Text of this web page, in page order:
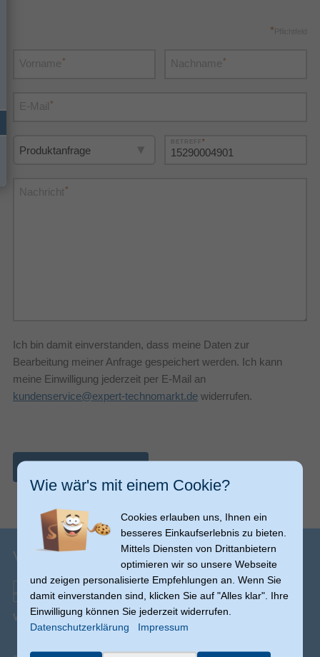
*
Vorname* Nachname*
E-Mail*
*
Nachricht*
Ich bin damit einverstanden, dass meine Daten zur
Bearbeitung meiner Anfrage gespeichert werden. Ich kann
meine Einwilligung jederzeit per E-Mail an
kundenservice@expert-technomarkt.de widerrufen.
Versandinfos
Versand ab € 0,00(Ausnahmen möglich)
Wie wär's mit einem Cookie?
Cookies erlauben uns, Ihnen ein
besseres Einkaufserlebnis zu bieten.
Mittels Diensten von Drittanbietern
optimieren wir so unsere Webseite
und zeigen personalisierte Empfehlungen an. Wenn Sie
damit einverstanden sind, klicken Sie auf "Alles klar". Ihre
Einwilligung können Sie jederzeit widerrufen.
Datenschutzerklärung
Impressum